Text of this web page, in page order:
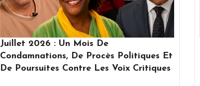
Juillet 2026 : Un Mois De
Condamnations, De Procès Politiques Et
De Poursuites Contre Les Voix Critiques